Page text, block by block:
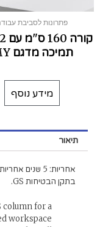
פתרונות לסביבת
תמיכה מדגם MY
מידע נוסף
תיאור
בתקן הבטיחות GS.
column for a
workspace